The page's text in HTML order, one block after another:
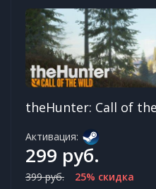
Активация:
299 руб.
399 руб. 25% скидка